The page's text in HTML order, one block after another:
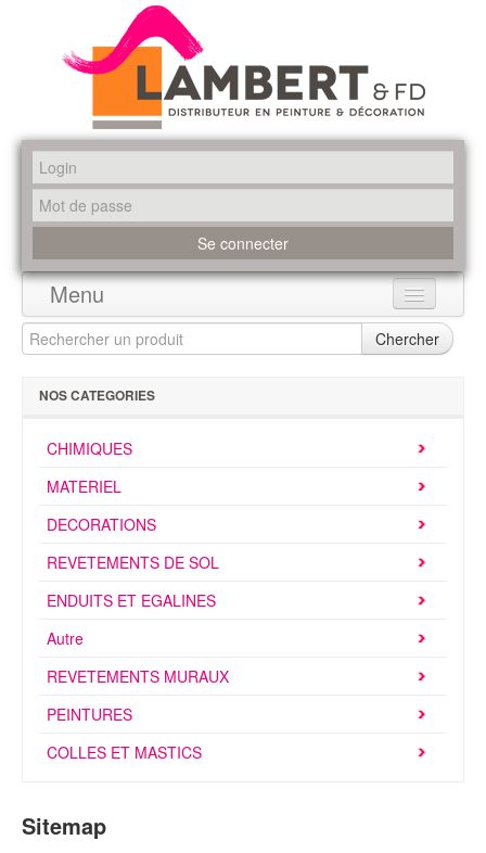
Menu
Accueil
Actualités
Dépôts
Contact
Chercher
NOS CATEGORIES
CHIMIQUES
MATERIEL
DECORATIONS
REVETEMENTS DE SOL
ENDUITS ET EGALINES
Autre
REVETEMENTS MURAUX
PEINTURES
COLLES ET MASTICS
Sitemap